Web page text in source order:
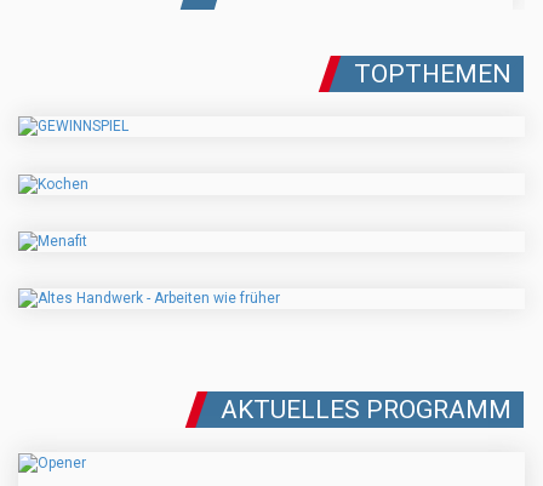
TOPTHEMEN
AKTUELLES PROGRAMM